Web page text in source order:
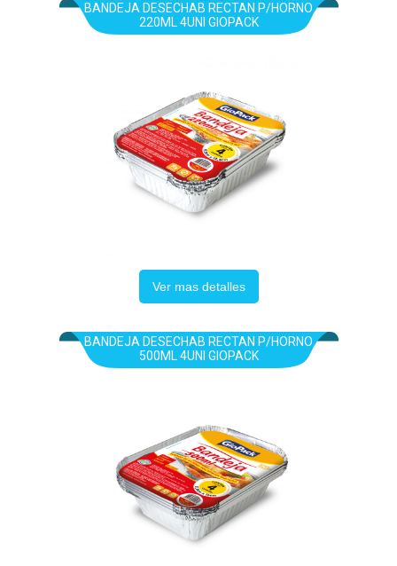
BANDEJA DESECHAB RECTAN P/HORNO
220ML 4UNI GIOPACK
Ver mas detalles
BANDEJA DESECHAB RECTAN P/HORNO
500ML 4UNI GIOPACK